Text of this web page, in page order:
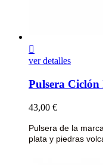

ver detalles
Pulsera
Precio
43,00 €
Pulsera de la
plata y piedras